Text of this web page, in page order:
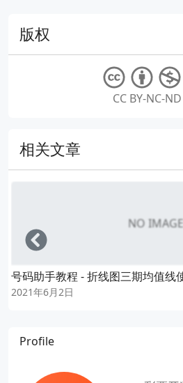
版权
CC BY-NC-
相关文章
NO IMAGE
号码助手教程 - 折线图三期均值线
2021年6月2日
Left
Profile